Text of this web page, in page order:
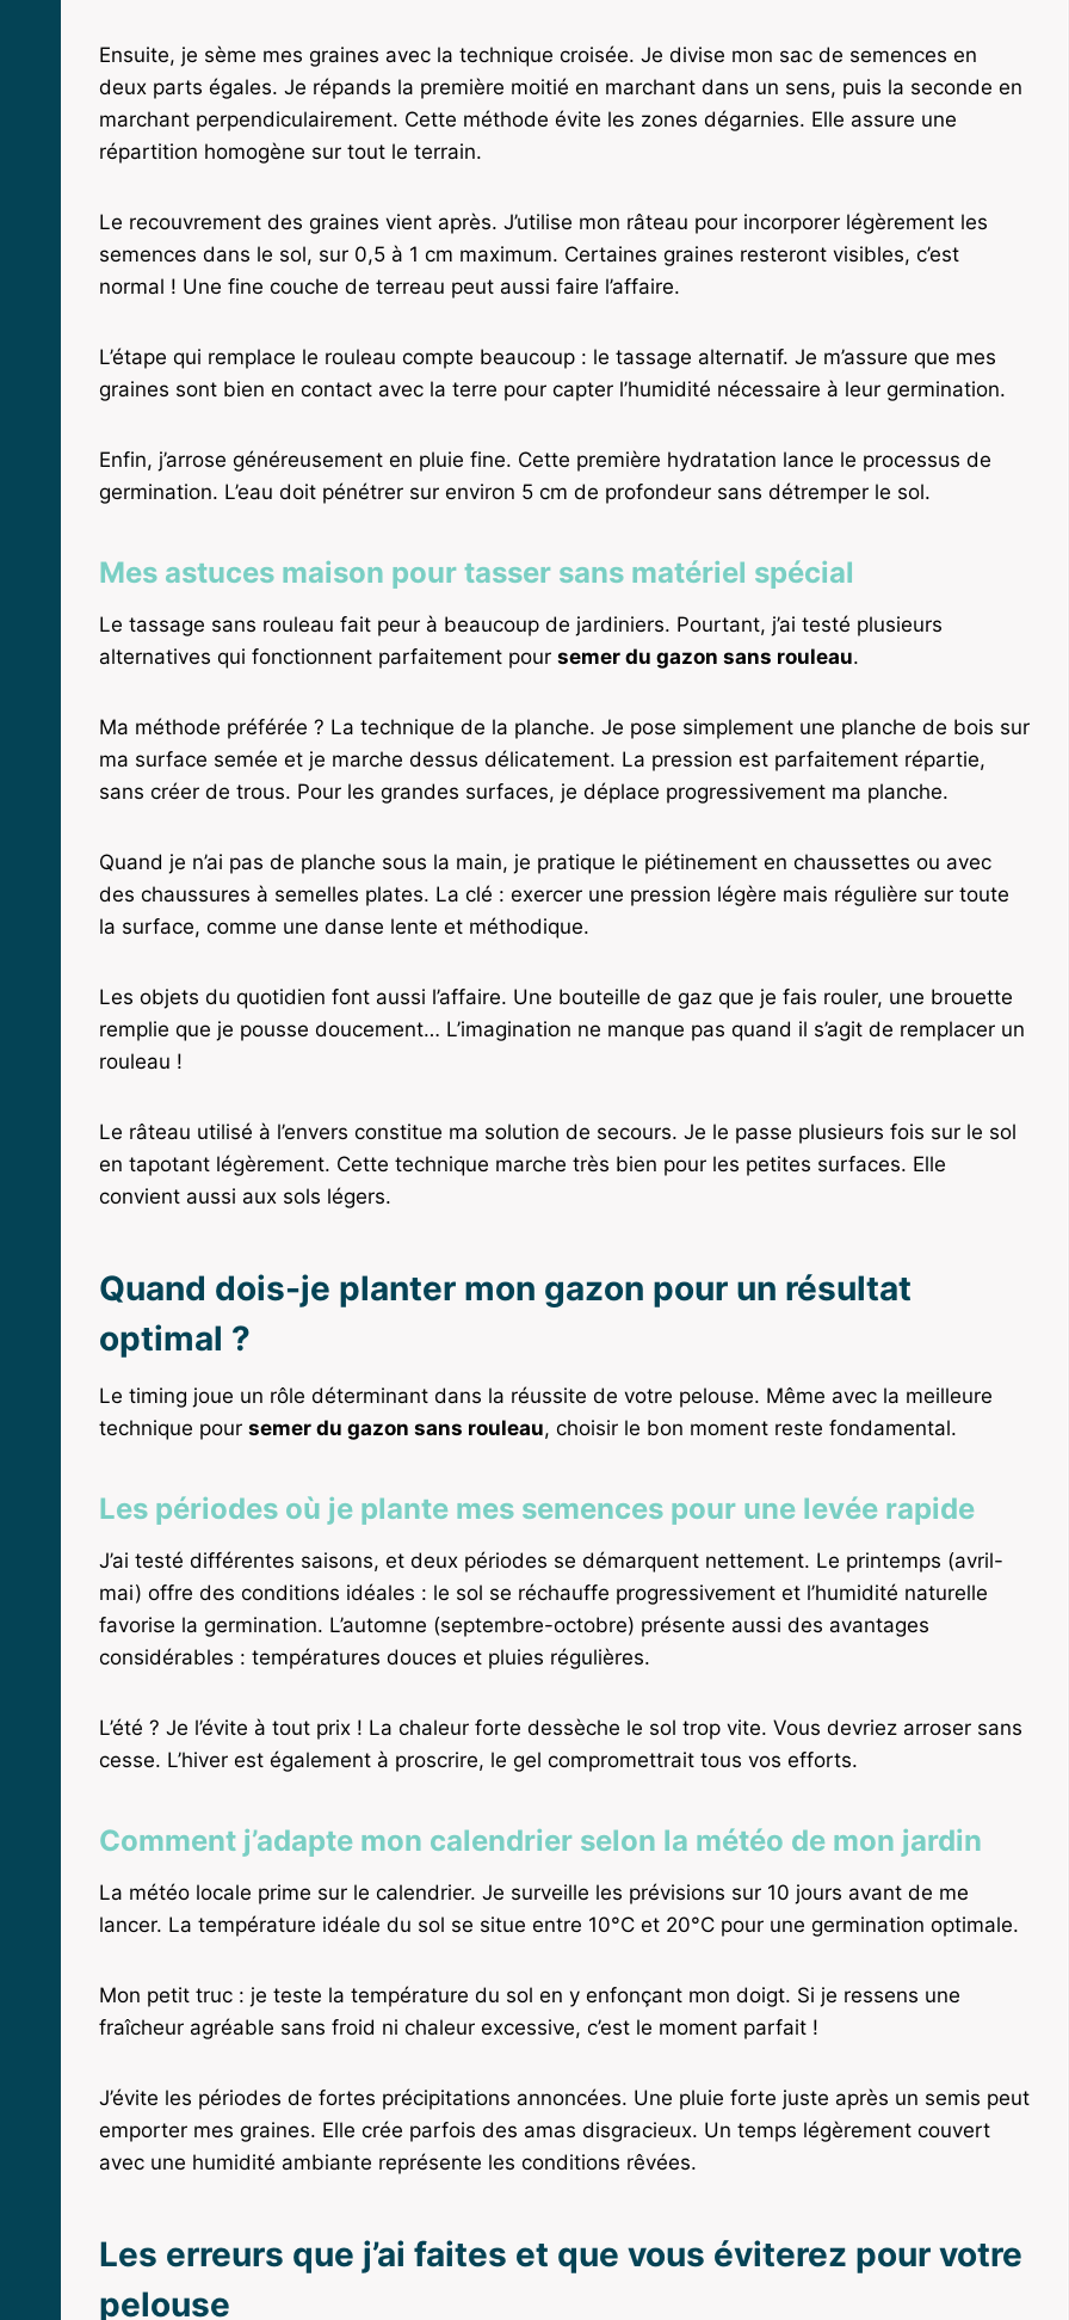
Ensuite, je sème mes graines avec la technique croisée. Je divise mon sac de semences en
deux parts égales. Je répands la première moitié en marchant dans un sens, puis la seconde en
marchant perpendiculairement. Cette méthode évite les zones dégarnies. Elle assure une
répartition homogène sur tout le terrain.
Le recouvrement des graines vient après. J’utilise mon râteau pour incorporer légèrement les
semences dans le sol, sur 0,5 à 1 cm maximum. Certaines graines resteront visibles, c’est
normal ! Une fine couche de terreau peut aussi faire l’affaire.
L’étape qui remplace le rouleau compte beaucoup : le tassage alternatif. Je m’assure que mes
graines sont bien en contact avec la terre pour capter l’humidité nécessaire à leur germination.
Enfin, j’arrose généreusement en pluie fine. Cette première hydratation lance le processus de
germination. L’eau doit pénétrer sur environ 5 cm de profondeur sans détremper le sol.
Mes astuces maison pour tasser sans matériel spécial
Le tassage sans rouleau fait peur à beaucoup de jardiniers. Pourtant, j’ai testé plusieurs
alternatives qui fonctionnent parfaitement pour semer du gazon sans rouleau.
Ma méthode préférée ? La technique de la planche. Je pose simplement une planche de bois sur
ma surface semée et je marche dessus délicatement. La pression est parfaitement répartie,
sans créer de trous. Pour les grandes surfaces, je déplace progressivement ma planche.
Quand je n’ai pas de planche sous la main, je pratique le piétinement en chaussettes ou avec
des chaussures à semelles plates. La clé : exercer une pression légère mais régulière sur toute
la surface, comme une danse lente et méthodique.
Les objets du quotidien font aussi l’affaire. Une bouteille de gaz que je fais rouler, une brouette
remplie que je pousse doucement… L’imagination ne manque pas quand il s’agit de remplacer un
rouleau !
Le râteau utilisé à l’envers constitue ma solution de secours. Je le passe plusieurs fois sur le sol
en tapotant légèrement. Cette technique marche très bien pour les petites surfaces. Elle
convient aussi aux sols légers.
Quand dois-je planter mon gazon pour un résultat
optimal ?
Le timing joue un rôle déterminant dans la réussite de votre pelouse. Même avec la meilleure
technique pour semer du gazon sans rouleau, choisir le bon moment reste fondamental.
Les périodes où je plante mes semences pour une levée rapide
J’ai testé différentes saisons, et deux périodes se démarquent nettement. Le printemps (avril-
mai) offre des conditions idéales : le sol se réchauffe progressivement et l’humidité naturelle
favorise la germination. L’automne (septembre-octobre) présente aussi des avantages
considérables : températures douces et pluies régulières.
L’été ? Je l’évite à tout prix ! La chaleur forte dessèche le sol trop vite. Vous devriez arroser sans
cesse. L’hiver est également à proscrire, le gel compromettrait tous vos efforts.
Comment j’adapte mon calendrier selon la météo de mon jardin
La météo locale prime sur le calendrier. Je surveille les prévisions sur 10 jours avant de me
lancer. La température idéale du sol se situe entre 10°C et 20°C pour une germination optimale.
Mon petit truc : je teste la température du sol en y enfonçant mon doigt. Si je ressens une
fraîcheur agréable sans froid ni chaleur excessive, c’est le moment parfait !
J’évite les périodes de fortes précipitations annoncées. Une pluie forte juste après un semis peut
emporter mes graines. Elle crée parfois des amas disgracieux. Un temps légèrement couvert
avec une humidité ambiante représente les conditions rêvées.
Les erreurs que j’ai faites et que vous éviterez pour votre
pelouse